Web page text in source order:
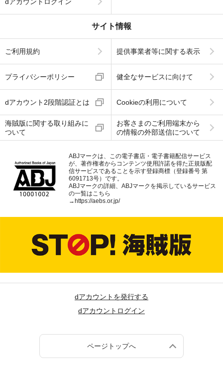
dアカウントログイン
サイト情報
ご利用規約 提供事業者等に関する表示
プライバシーポリシー 健全なサービスに向けて
dアカウント2段階認証とは Cookieの利用について
海賊版に関する取り組みに
ついて
お客さまのご利用端末から
の情報の外部送信について
ABJマークは、この電子書店・電子書籍配信サービス
が、著作権者からコンテンツ使用許諾を得た正規版配
信サービスであることを示す登録商標（登録番号 第
6091713号）です。
ABJマークの詳細、ABJマークを掲示しているサービス
の一覧はこちら
→ https://aebs.or.jp/
dアカウントを発行する
dアカウントログイン
ページトップへ